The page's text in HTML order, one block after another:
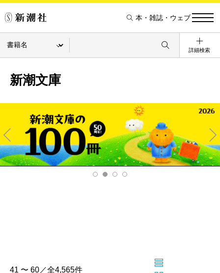
本・雑誌・ウェブ
詳細検索
新潮文庫
Pre
v
Ne
xt
41 〜 60／全4,565件